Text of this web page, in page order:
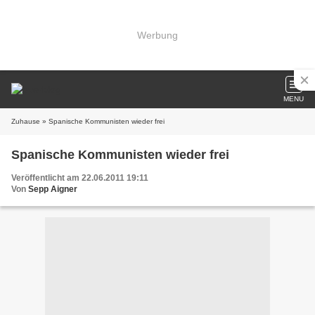
Werbung
MENU
Zuhause » Spanische Kommunisten wieder frei
Spanische Kommunisten wieder frei
Veröffentlicht am 22.06.2011 19:11
Von Sepp Aigner